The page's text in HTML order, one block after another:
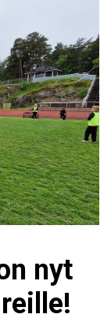
nyt